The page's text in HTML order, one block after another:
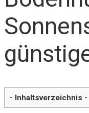
- Inhaltsverzeichnis -